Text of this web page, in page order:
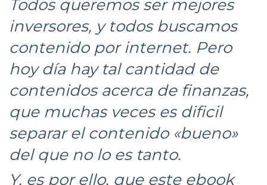
Todos queremos ser mejores
inversores, y todos buscamos
contenido por internet. Pero
hoy día hay tal cantidad de
contenidos acerca de finanzas,
que muchas veces es dificil
separar el contenido «bueno»
del que no lo es tanto.
Y, es por ello, que este ebook